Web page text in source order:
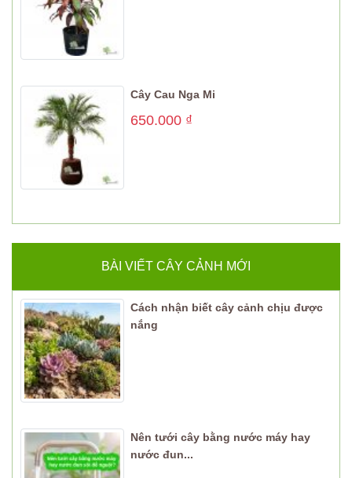
Cây Cau Nga Mi
650.000 ₫
BÀI VIẾT CÂY CẢNH MỚI
Cách nhận biết cây cảnh chịu được
nắng
Nên tưới cây bằng nước máy hay
nước đun...